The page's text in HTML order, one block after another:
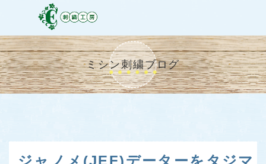
ミシン刺繍ブログ